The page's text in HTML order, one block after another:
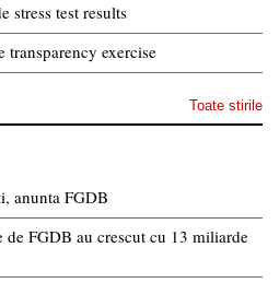
stress test results
exercise
Toate stirile
anunta FGDB
de FGDB au crescut cu 13 miliarde